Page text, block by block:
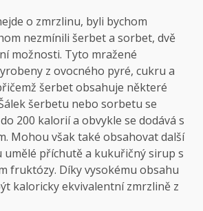
o zmrzlinu, byli bychom
nezmínili šerbet a sorbet, dvě
možnosti. Tyto mražené
z ovocného pyré, cukru a
šerbet obsahuje některé
šerbetu nebo sorbetu se
200 kalorií a obvykle se dodává s
Mohou však také obsahovat další
umělé příchutě a kukuřičný sirup s
fruktózy. Díky vysokému obsahu
kaloricky ekvivalentní zmrzlině z